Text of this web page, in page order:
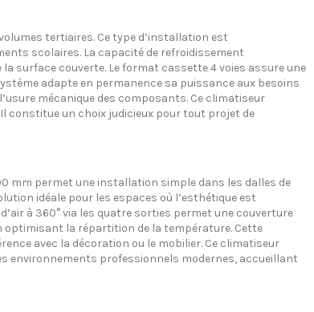
tertiaires. Ce type d’installation est
scolaires. La capacité de refroidissement
surface couverte. Le format cassette 4 voies assure une
adapte en permanence sa puissance aux besoins
mécanique des composants. Ce climatiseur
constitue un choix judicieux pour tout projet de
mm permet une installation simple dans les dalles de
idéale pour les espaces où l’esthétique est
à 360° via les quatre sorties permet une couverture
optimisant la répartition de la température. Cette
avec la décoration ou le mobilier. Ce climatiseur
environnements professionnels modernes, accueillant